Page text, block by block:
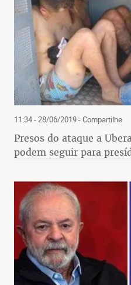
11:34 - 28/06/2019- Compartilhe
Presos do ataque a
podem seguir para